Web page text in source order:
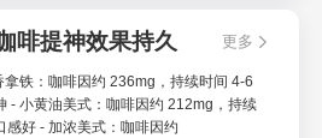
啡提神效果持久 更多
铁：咖啡因约 236mg，持续时间 4-6
- 小黄油美式：咖啡因约 212mg，持续
感好 - 加浓美式：咖啡因约